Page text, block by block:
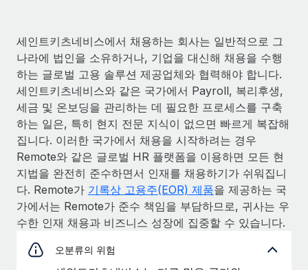
세인트키츠네비스에서 채용하는 회사는 일반적으로 그
나라에 법인을 소유하거나, 기업을 대신해 채용을 수행
하는 글로벌 고용 솔루션 제공업체와 협력해야 합니다.
세인트키츠네비스와 같은 국가에서 Payroll, 복리후생,
세금 및 온보딩을 관리하는 데 필요한 프로세스를 구축
하는 일은, 특히 현지 전문 지식이 없으면 빠르게 복잡해
집니다. 이러한 국가에서 채용을 시작하려는 경우
Remote와 같은 글로벌 HR 플랫폼을 이용하면 모든 현
지법을 완전히 준수하면서 인재를 채용하기가 쉬워집니
다. Remote가 기록상 고용주(EOR) 제품을 제공하는 국
가에서는 Remote가 준수 책임을 부담하므로, 귀사는 우
수한 인재 채용과 비즈니스 성장에 집중할 수 있습니다.
오분류의 위험